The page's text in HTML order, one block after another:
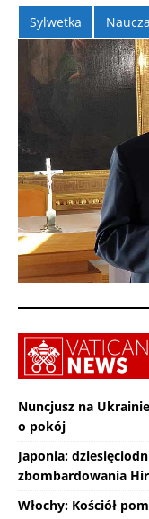
Sylwetka
Nuncjusz na
o pokój
Japonia:
zbombardowania
Włochy: Kościół